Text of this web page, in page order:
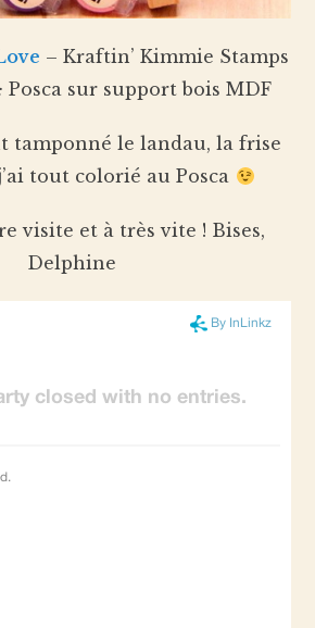
– Kraftin’ Kimmie Stamps
Posca sur support bois MDF
tamponné le landau, la frise
tout colorié au Posca
visite et à très vite ! Bises,
Delphine